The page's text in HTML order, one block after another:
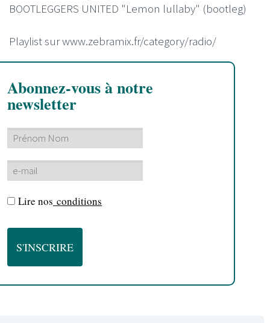
BOOTLEGGERS UNITED "Lemon lullaby" (bootleg)
Playlist sur www.zebramix.fr/category/radio/
Abonnez-vous à notre
newsletter
Lire nos conditions